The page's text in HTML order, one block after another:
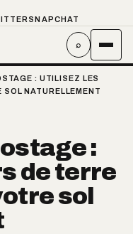
SNAPCHAT
⌕
: UTILISEZ LES
SOL NATURELLEMENT
:
de terre
sol